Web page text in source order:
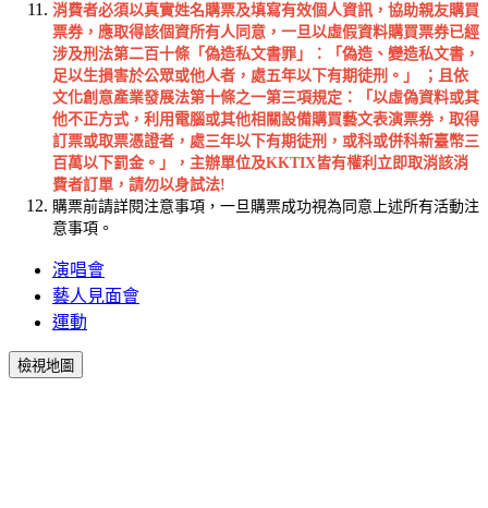
消費者必須以真實姓名購票及填寫有效個人資訊，協助親友購買
票券，應取得該個資所有人同意，一旦以虛假資料購買票券已經
涉及刑法第二百十條「偽造私文書罪」：「偽造、變造私文書，
足以生損害於公眾或他人者，處五年以下有期徒刑。」
；且依
文化創意產業發展法第十條之一第三項規定：「以虛偽資料或其
他不正方式，利用電腦或其他相關設備購買藝文表演票券，取得
訂票或取票憑證者，處三年以下有期徒刑，或科或併科新臺幣三
百萬以下罰金。」，主辦單位及KKTIX皆有權利立即取消該消
費者訂單，請勿以身試法!
購票前請詳閱注意事項，一旦購票成功視為同意上述所有活動注
意事項。
演唱會
藝人見面會
運動
檢視地圖